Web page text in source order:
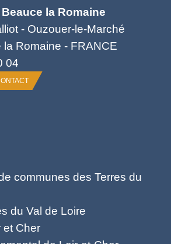
la Romaine
- Ouzouer-le-Marché
Romaine - FRANCE
04
communes des Terres du
du Val de Loire
et Cher